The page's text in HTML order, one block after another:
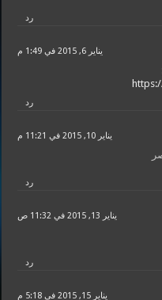
رد
يناير 6, 2015 في 1:49 م
رد
يناير 10, 2015 في 11:21 م
رد
يناير 13, 2015 في 11:32 ص
رد
يناير 15, 2015 في 5:18 م